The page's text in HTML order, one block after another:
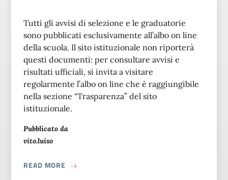
Tutti gli avvisi di selezione e le graduatorie
sono pubblicati esclusivamente all’albo on line
della scuola. Il sito istituzionale non riporterà
questi documenti: per consultare avvisi e
risultati ufficiali, si invita a visitare
regolarmente l’albo on line che è raggiungibile
nella sezione “Trasparenza” del sito
istituzionale.
Pubblicato da
vito.luiso
READ MORE ABOUT AVVISI DI SELEZIONE E